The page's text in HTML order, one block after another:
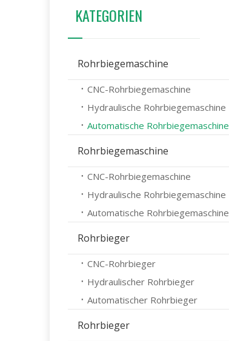
KATEGORIEN
Rohrbiegemaschine
CNC-Rohrbiegemaschine
Hydraulische Rohrbiegemaschine
Automatische Rohrbiegemaschine
Rohrbiegemaschine
CNC-Rohrbiegemaschine
Hydraulische Rohrbiegemaschine
Automatische Rohrbiegemaschine
Rohrbieger
CNC-Rohrbieger
Hydraulischer Rohrbieger
Automatischer Rohrbieger
Rohrbieger